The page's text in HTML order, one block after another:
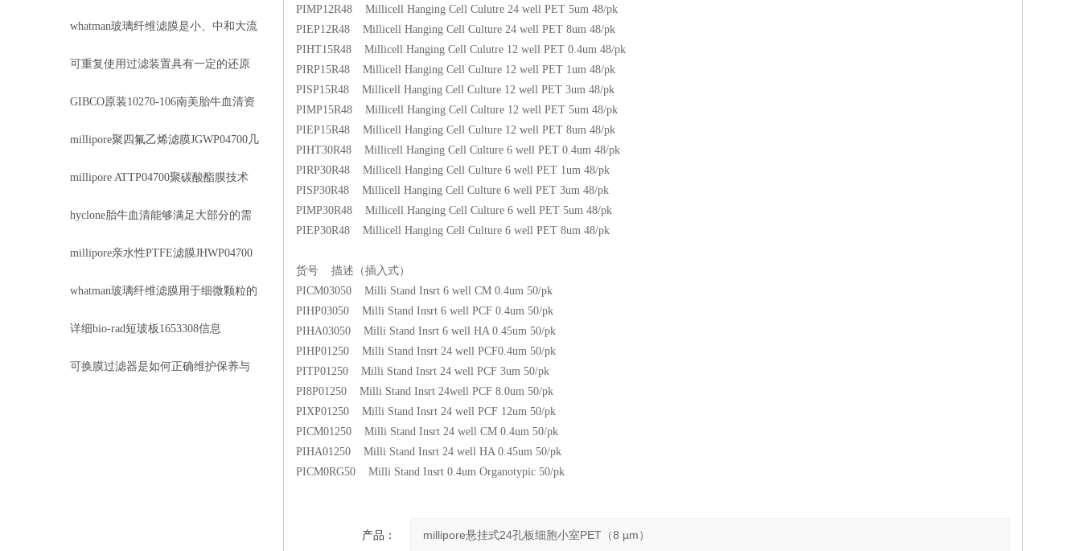
whatman玻璃纤维滤膜是小、中和大流
量手工法采样的理想滤膜
可重复使用过滤装置具有一定的还原
作用
GIBCO原装10270-106南美胎牛血清资
料
millipore聚四氟乙烯滤膜JGWP04700几
大优势
millipore ATTP04700聚碳酸酯膜技术
参数
hyclone胎牛血清能够满足大部分的需
求不同的用户
millipore亲水性PTFE滤膜JHWP04700
几大优势
whatman玻璃纤维滤膜用于细微颗粒的
采集
详细bio-rad短玻板1653308信息
可换膜过滤器是如何正确维护保养与
PIMP12R48 Millicell Hanging Cell Culutre 24 well PET 5um 48/pk
PIEP12R48 Millicell Hanging Cell Culture 24 well PET 8um 48/pk
PIHT15R48 Millicell Hanging Cell Culutre 12 well PET 0.4um 48/pk
PIRP15R48 Millicell Hanging Cell Culture 12 well PET 1um 48/pk
PISP15R48 Millicell Hanging Cell Culture 12 well PET 3um 48/pk
PIMP15R48 Millicell Hanging Cell Culture 12 well PET 5um 48/pk
PIEP15R48 Millicell Hanging Cell Culture 12 well PET 8um 48/pk
PIHT30R48 Millicell Hanging Cell Culture 6 well PET 0.4um 48/pk
PIRP30R48 Millicell Hanging Cell Culture 6 well PET 1um 48/pk
PISP30R48 Millicell Hanging Cell Culture 6 well PET 3um 48/pk
PIMP30R48 Millicell Hanging Cell Culture 6 well PET 5um 48/pk
PIEP30R48 Millicell Hanging Cell Culture 6 well PET 8um 48/pk
货号 描述（插入式）
PICM03050 Milli Stand Insrt 6 well CM 0.4um 50/pk
PIHP03050 Milli Stand Insrt 6 well PCF 0.4um 50/pk
PIHA03050 Milli Stand Insrt 6 well HA 0.45um 50/pk
PIHP01250 Milli Stand Insrt 24 well PCF0.4um 50/pk
PITP01250 Milli Stand Insrt 24 well PCF 3um 50/pk
PI8P01250 Milli Stand Insrt 24well PCF 8.0um 50/pk
PIXP01250 Milli Stand Insrt 24 well PCF 12um 50/pk
PICM01250 Milli Stand Insrt 24 well CM 0.4um 50/pk
PIHA01250 Milli Stand Insrt 24 well HA 0.45um 50/pk
PICM0RG50 Milli Stand Insrt 0.4um Organotypic 50/pk
产品：